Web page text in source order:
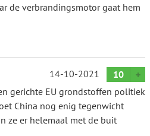
de verbrandingsmotor gaat hem
14-10-2021
10
gerichte EU grondstoffen politiek
China nog enig tegenwicht
ze er helemaal met de buit